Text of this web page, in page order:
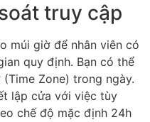
truy cập
múi giờ để nhân viên có
quy định. Bạn có thể
Zone) trong ngày.
lập cửa với việc tùy
chế độ mặc định 24h